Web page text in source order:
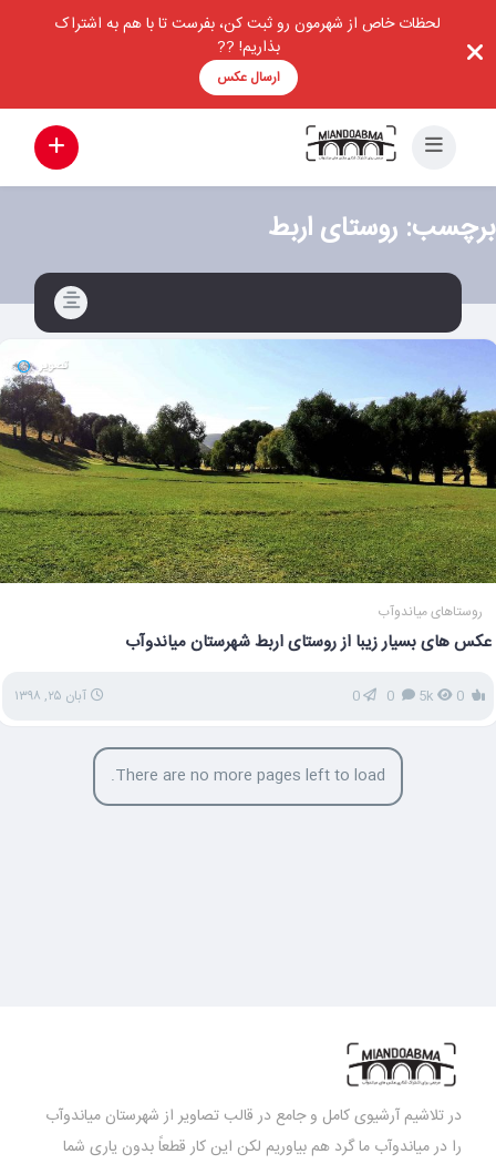
لحظات خاص از شهرمون رو ثبت کن، بفرست تا با هم به اشتراک
بذاریم! ??
ارسال عکس
برچسب: روستای اربط
تصویر
روستاهای میاندوآب
عکس های بسیار زیبا از روستای اربط شهرستان میاندوآب
5k
0 آبان ۲۵, ۱۳۹۸
There are no more pages left to load.
در تلاشیم آرشیوی کامل و جامع در قالب تصاویر از شهرستان میاندوآب
را در میاندوآب ما گرد هم بیاوریم لکن این کار قطعاً بدون یاری شما